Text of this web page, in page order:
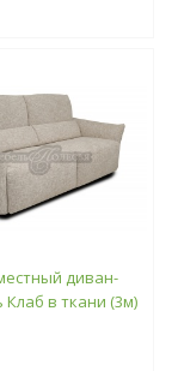
диван-
Клаб в ткани (3м)